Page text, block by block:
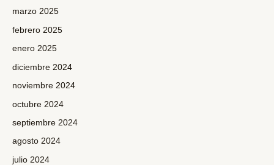
marzo 2025
febrero 2025
enero 2025
diciembre 2024
noviembre 2024
octubre 2024
septiembre 2024
agosto 2024
julio 2024